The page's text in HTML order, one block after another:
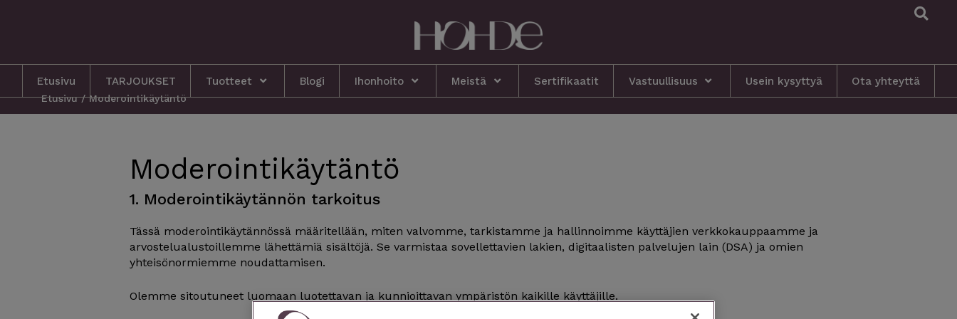
Etusivu TARJOUKSET Tuotteet Blogi Ihonhoito Meistä Sertifikaatit Vastuullisuus Usein kysyttyä Ota yhteyttä
Etusivu/Moderointikäytäntö
Moderointikäytäntö
1. Moderointikäytännön tarkoitus
Tässä moderointikäytännössä määritellään, miten valvomme, tarkistamme ja hallinnoimme käyttäjien verkkokauppaamme ja
arvostelualustoillemme lähettämiä sisältöjä. Se varmistaa sovellettavien lakien, digitaalisten palvelujen lain (DSA) ja omien
yhteisönormiemme noudattamisen.
Olemme sitoutuneet luomaan luotettavan ja kunnioittavan ympäristön kaikille käyttäjille.